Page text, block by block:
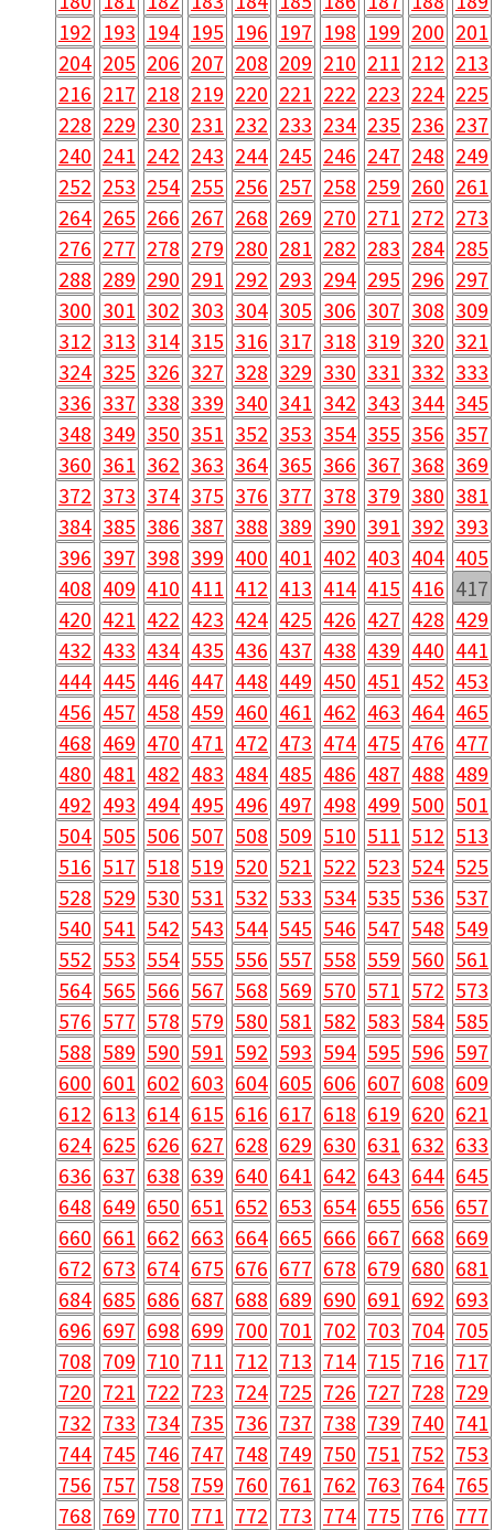
192 193 194 195 196 197 198 199 200 201
204 205 206 207 208 209 210 211 212 213
216 217 218 219 220 221 222 223 224 225
228 229 230 231 232 233 234 235 236 237
240 241 242 243 244 245 246 247 248 249
252 253 254 255 256 257 258 259 260 261
264 265 266 267 268 269 270 271 272 273
276 277 278 279 280 281 282 283 284 285
288 289 290 291 292 293 294 295 296 297
300 301 302 303 304 305 306 307 308 309
312 313 314 315 316 317 318 319 320 321
324 325 326 327 328 329 330 331 332 333
336 337 338 339 340 341 342 343 344 345
348 349 350 351 352 353 354 355 356 357
360 361 362 363 364 365 366 367 368 369
372 373 374 375 376 377 378 379 380 381
384 385 386 387 388 389 390 391 392 393
396 397 398 399 400 401 402 403 404 405
408 409 410 411 412 413 414 415 416 417
420 421 422 423 424 425 426 427 428 429
432 433 434 435 436 437 438 439 440 441
444 445 446 447 448 449 450 451 452 453
456 457 458 459 460 461 462 463 464 465
468 469 470 471 472 473 474 475 476 477
480 481 482 483 484 485 486 487 488 489
492 493 494 495 496 497 498 499 500 501
504 505 506 507 508 509 510 511 512 513
516 517 518 519 520 521 522 523 524 525
528 529 530 531 532 533 534 535 536 537
540 541 542 543 544 545 546 547 548 549
552 553 554 555 556 557 558 559 560 561
564 565 566 567 568 569 570 571 572 573
576 577 578 579 580 581 582 583 584 585
588 589 590 591 592 593 594 595 596 597
600 601 602 603 604 605 606 607 608 609
612 613 614 615 616 617 618 619 620 621
624 625 626 627 628 629 630 631 632 633
636 637 638 639 640 641 642 643 644 645
648 649 650 651 652 653 654 655 656 657
660 661 662 663 664 665 666 667 668 669
672 673 674 675 676 677 678 679 680 681
684 685 686 687 688 689 690 691 692 693
696 697 698 699 700 701 702 703 704 705
708 709 710 711 712 713 714 715 716 717
720 721 722 723 724 725 726 727 728 729
732 733 734 735 736 737 738 739 740 741
744 745 746 747 748 749 750 751 752 753
756 757 758 759 760 761 762 763 764 765
768 769 770 771 772 773 774 775 776 777